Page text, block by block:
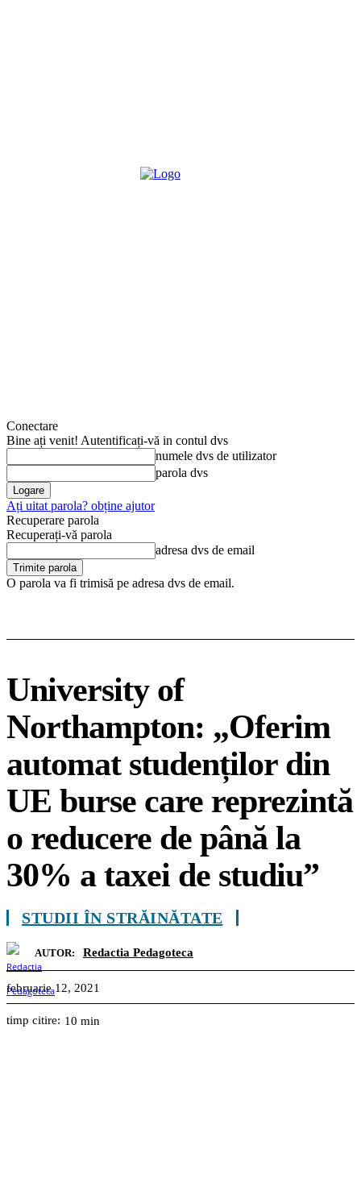
Conectare
Bine ați venit! Autentificați-vă in contul dvs
numele dvs de utilizator
parola dvs
Ați uitat parola? obține ajutor
Recuperare parola
Recuperați-vă parola
adresa dvs de email
O parola va fi trimisă pe adresa dvs de email.
University of
Northampton: „Oferim
automat studenților din
UE burse care reprezintă
o reducere de până la
30% a taxei de studiu”
STUDII ÎN STRĂINĂTATE
AUTOR: Redactia Pedagoteca
februarie 12, 2021
timp citire: 10 min